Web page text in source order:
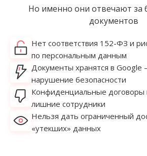
Но именно они отвечают за
документов
Нет соответствия 152-ФЗ и
по персональным данным
Документы хранятся в
нарушение безопасности
Конфиденциальные договоры
лишние сотрудники
Нельзя дать ограниченный
«утекших» данных